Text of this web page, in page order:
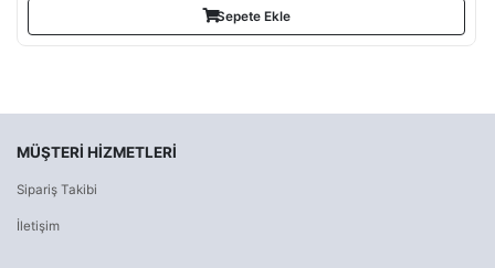
Sepete Ekle
MÜŞTERI HIZMETLERI
Sipariş Takibi
İletişim